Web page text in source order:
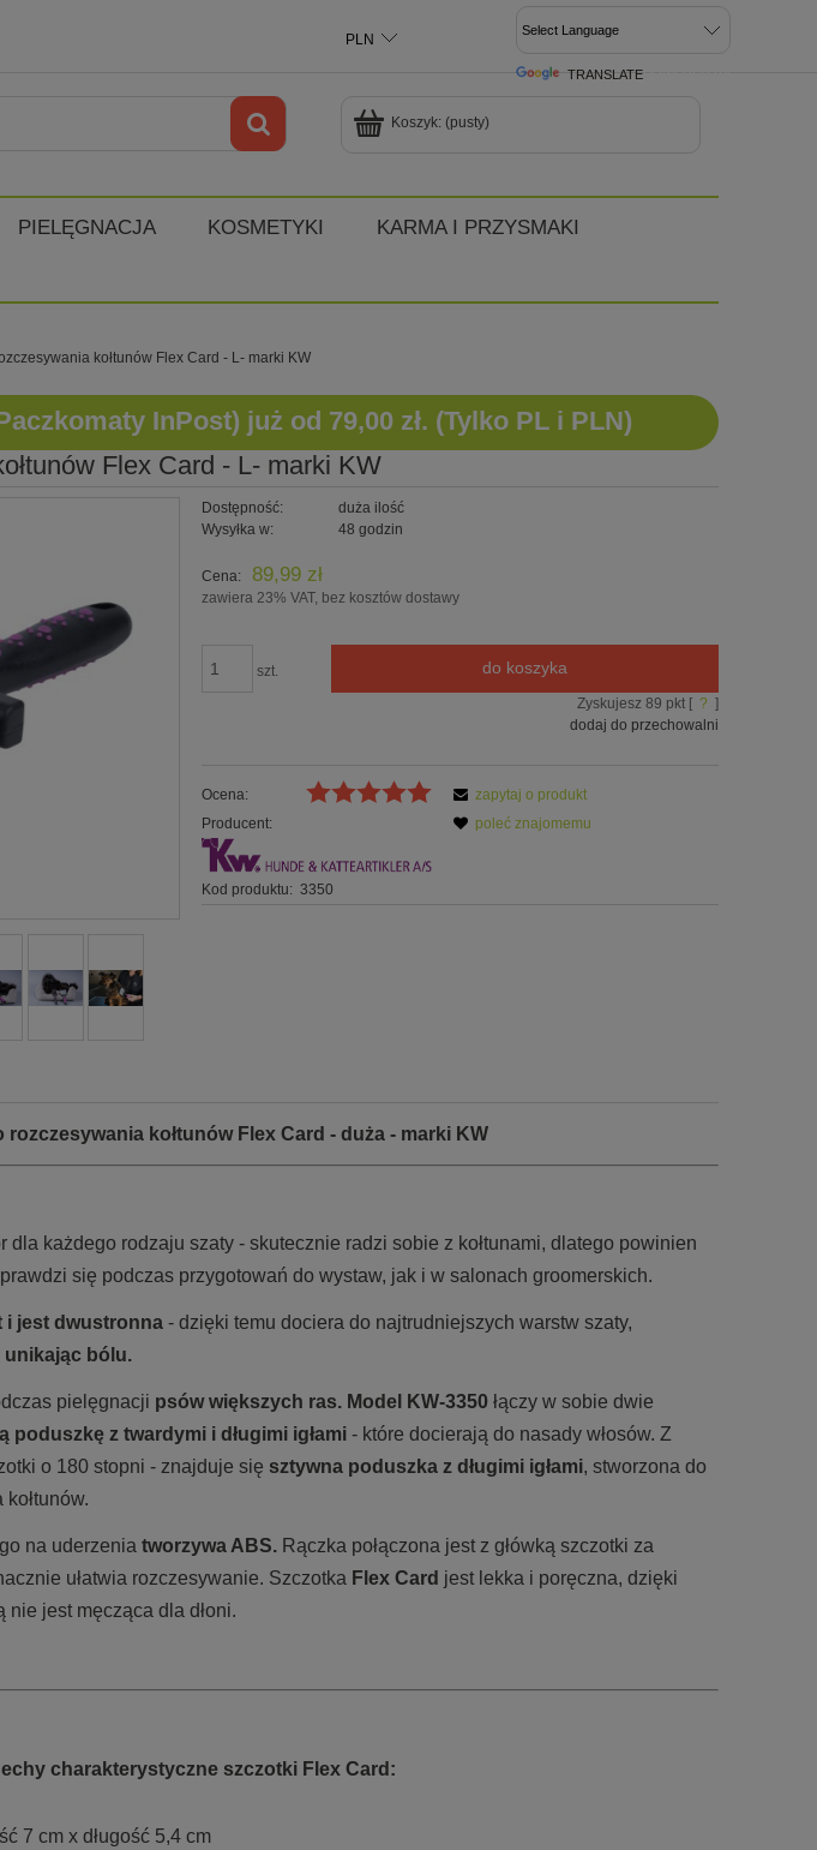
POWERED BY
TRANSLATE
Koszyk: (pusty)
PIELĘGNACJA KOSMETYKI KARMA I PRZYSMAKI
kołtunów Flex Card - L- marki KW
InPost) już od 79,00 zł. (Tylko PL i PLN)
Flex Card - L- marki KW
Dostępność:
duża ilość
Wysyłka w:
48 godzin
Cena: 89,99 zł
zawiera 23% VAT, bez kosztów dostawy
szt. do koszyka
Zyskujesz 89 pkt [ ? ]
dodaj do przechowalni
Ocena:
Producent:
Kod produktu: 3350
zapytaj o produkt
poleć znajomemu
rozczesywania kołtunów Flex Card - duża - marki KW
dla każdego rodzaju szaty - skutecznie radzi sobie z kołtunami, dlatego powinien
się podczas przygotowań do wystaw, jak i w salonach groomerskich.
i jest dwustronna - dzięki temu dociera do najtrudniejszych warstw szaty,
unikając bólu.
pielęgnacji psów większych ras. Model KW-3350 łączy w sobie dwie
poduszkę z twardymi i długimi igłami - które docierają do nasady włosów. Z
o 180 stopni - znajduje się sztywna poduszka z długimi igłami, stworzona do
na uderzenia tworzywa ABS. Rączka połączona jest z główką szczotki za
ułatwia rozczesywanie. Szczotka Flex Card jest lekka i poręczna, dzięki
nie jest męcząca dla dłoni.
charakterystyczne szczotki Flex Card:
7 cm x długość 5,4 cm